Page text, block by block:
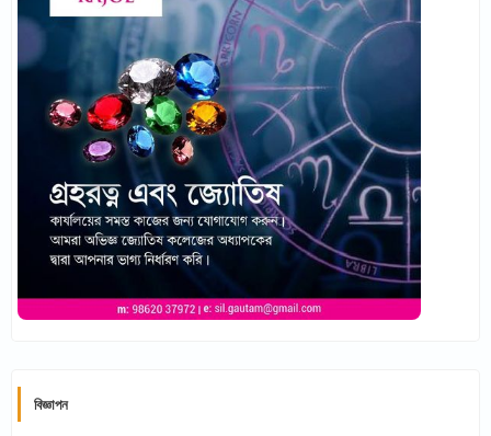
বিজ্ঞাপন